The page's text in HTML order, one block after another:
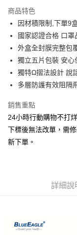
Google Pay
全盈+PAY
AFTEE先享後付
相關說明
【關於「AFTEE先享後
AFTEE先享後付是「在
１．簡單：不需註冊會
２．便利：只要手機號
３．安心：先確認商品
【「AFTEE先享後付」結
１．於結帳方式選擇「
ATM／網路銀行／等多
※ 請注意：結帳手續完
是否繳費成功／繳費後
ATM付款
運送方式
全家取貨付款
每筆NT$60，滿
商品特色
因材積限制,下單9
國家認證合格 口罩
外盒全封膜完整包
獨立五片包裝 安心
獨特Ω摺法設計 說
多層防護有效阻隔
銷售重點
24小時行動購物不打
下標後無法改單，需
新下單。
詳細說